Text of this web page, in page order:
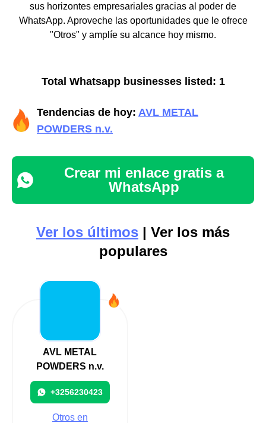
sus horizontes empresariales gracias al poder de
WhatsApp. Aproveche las oportunidades que le ofrece
"Otros" y amplíe su alcance hoy mismo.
Total Whatsapp businesses listed: 1
Tendencias de hoy: AVL METAL
POWDERS n.v.
Crear mi enlace gratis a
WhatsApp
Ver los últimos | Ver los más
populares
AVL METAL
POWDERS n.v.
+3256230423
Otros en